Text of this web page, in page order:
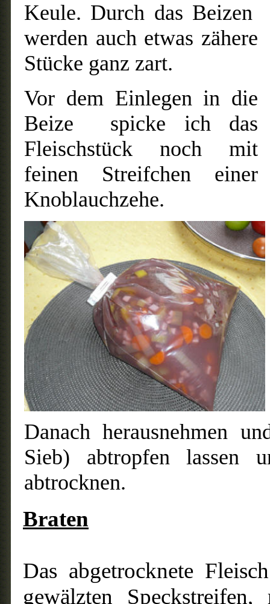
Keule. Durch das Beizen
werden auch etwas zähere
Stücke ganz zart.
Vor dem Einlegen in die
Beize spicke ich das
Fleischstück noch mit
feinen Streifchen einer
Knoblauchzehe.
Danach herausnehmen
Sieb) abtropfen lassen
abtrocknen.
Braten
Das abgetrocknete
gewälzten